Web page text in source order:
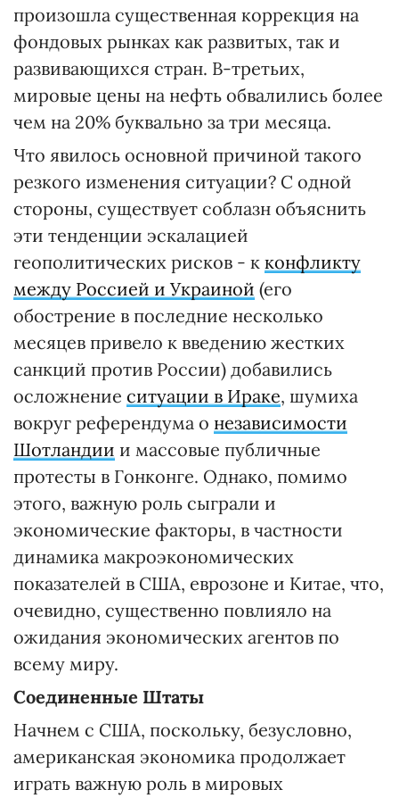
произошла существенная коррекция на
фондовых рынках как развитых, так и
развивающихся стран. В-третьих,
мировые цены на нефть обвалились более
чем на 20% буквально за три месяца.
Что явилось основной причиной такого
резкого изменения ситуации? С одной
стороны, существует соблазн объяснить
эти тенденции эскалацией
геополитических рисков - к конфликту
между Россией и Украиной (его
обострение в последние несколько
месяцев привело к введению жестких
санкций против России) добавились
осложнение ситуации в Ираке, шумиха
вокруг референдума о независимости
Шотландии и массовые публичные
протесты в Гонконге. Однако, помимо
этого, важную роль сыграли и
экономические факторы, в частности
динамика макроэкономических
показателей в США, еврозоне и Китае, что,
очевидно, существенно повлияло на
ожидания экономических агентов по
всему миру.
Соединенные Штаты
Начнем с США, поскольку, безусловно,
американская экономика продолжает
играть важную роль в мировых